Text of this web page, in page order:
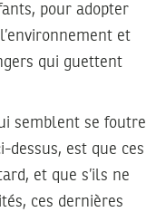
pour adopter
et
qui guettent
semblent se foutre
dessus, est que ces
et que s’ils ne
ces dernières